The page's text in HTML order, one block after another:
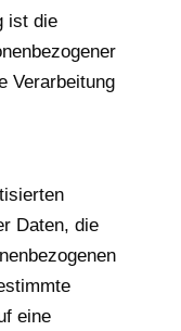
ist die
Verarbeitung
Daten, die
eine